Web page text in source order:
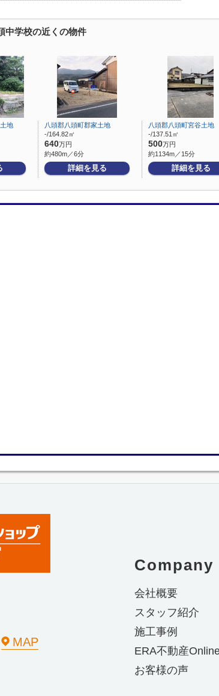
中学校の近くの物件
地
八頭郡八頭町郡家土地
-/164.82㎡
640万円
約480m／6分
詳細を見る
八頭郡八頭町宮谷土地
-/137.51㎡
500万円
約1134m／15分
詳細を見る
MAP
Company
会社概要
スタッフ紹介
施工事例
ERA不動産
お客様の声